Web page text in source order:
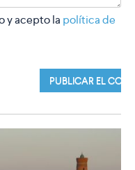
y acepto la política de